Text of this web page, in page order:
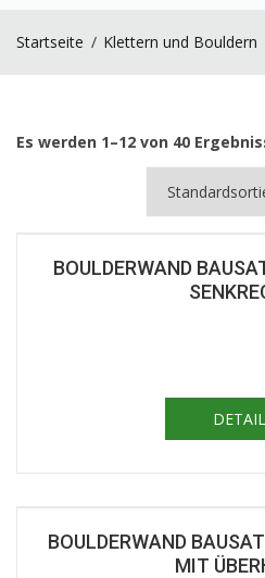
Startseite Klettern und Bouldern
Es werden 1–12 von 40
BOULDERWAND
BOULDERWAND
MIT